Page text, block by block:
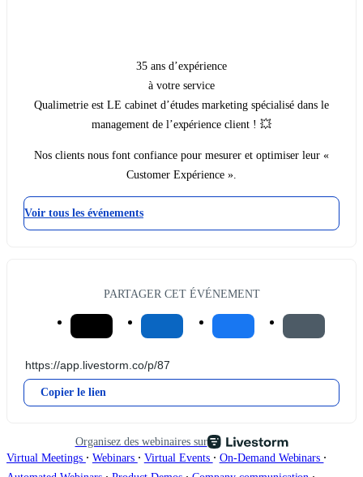
35 ans d’expérience
à votre service
Qualimetrie est LE cabinet d’études marketing spécialisé dans le
management de l’expérience client ! 💥
Nos clients nous font confiance pour mesurer et optimiser leur «
Customer Expérience ».
Voir tous les événements
PARTAGER CET ÉVÉNEMENT
Copier le lien
Organisez des webinaires sur
Virtual Meetings ∙ Webinars ∙ Virtual Events ∙ On-Demand Webinars ∙